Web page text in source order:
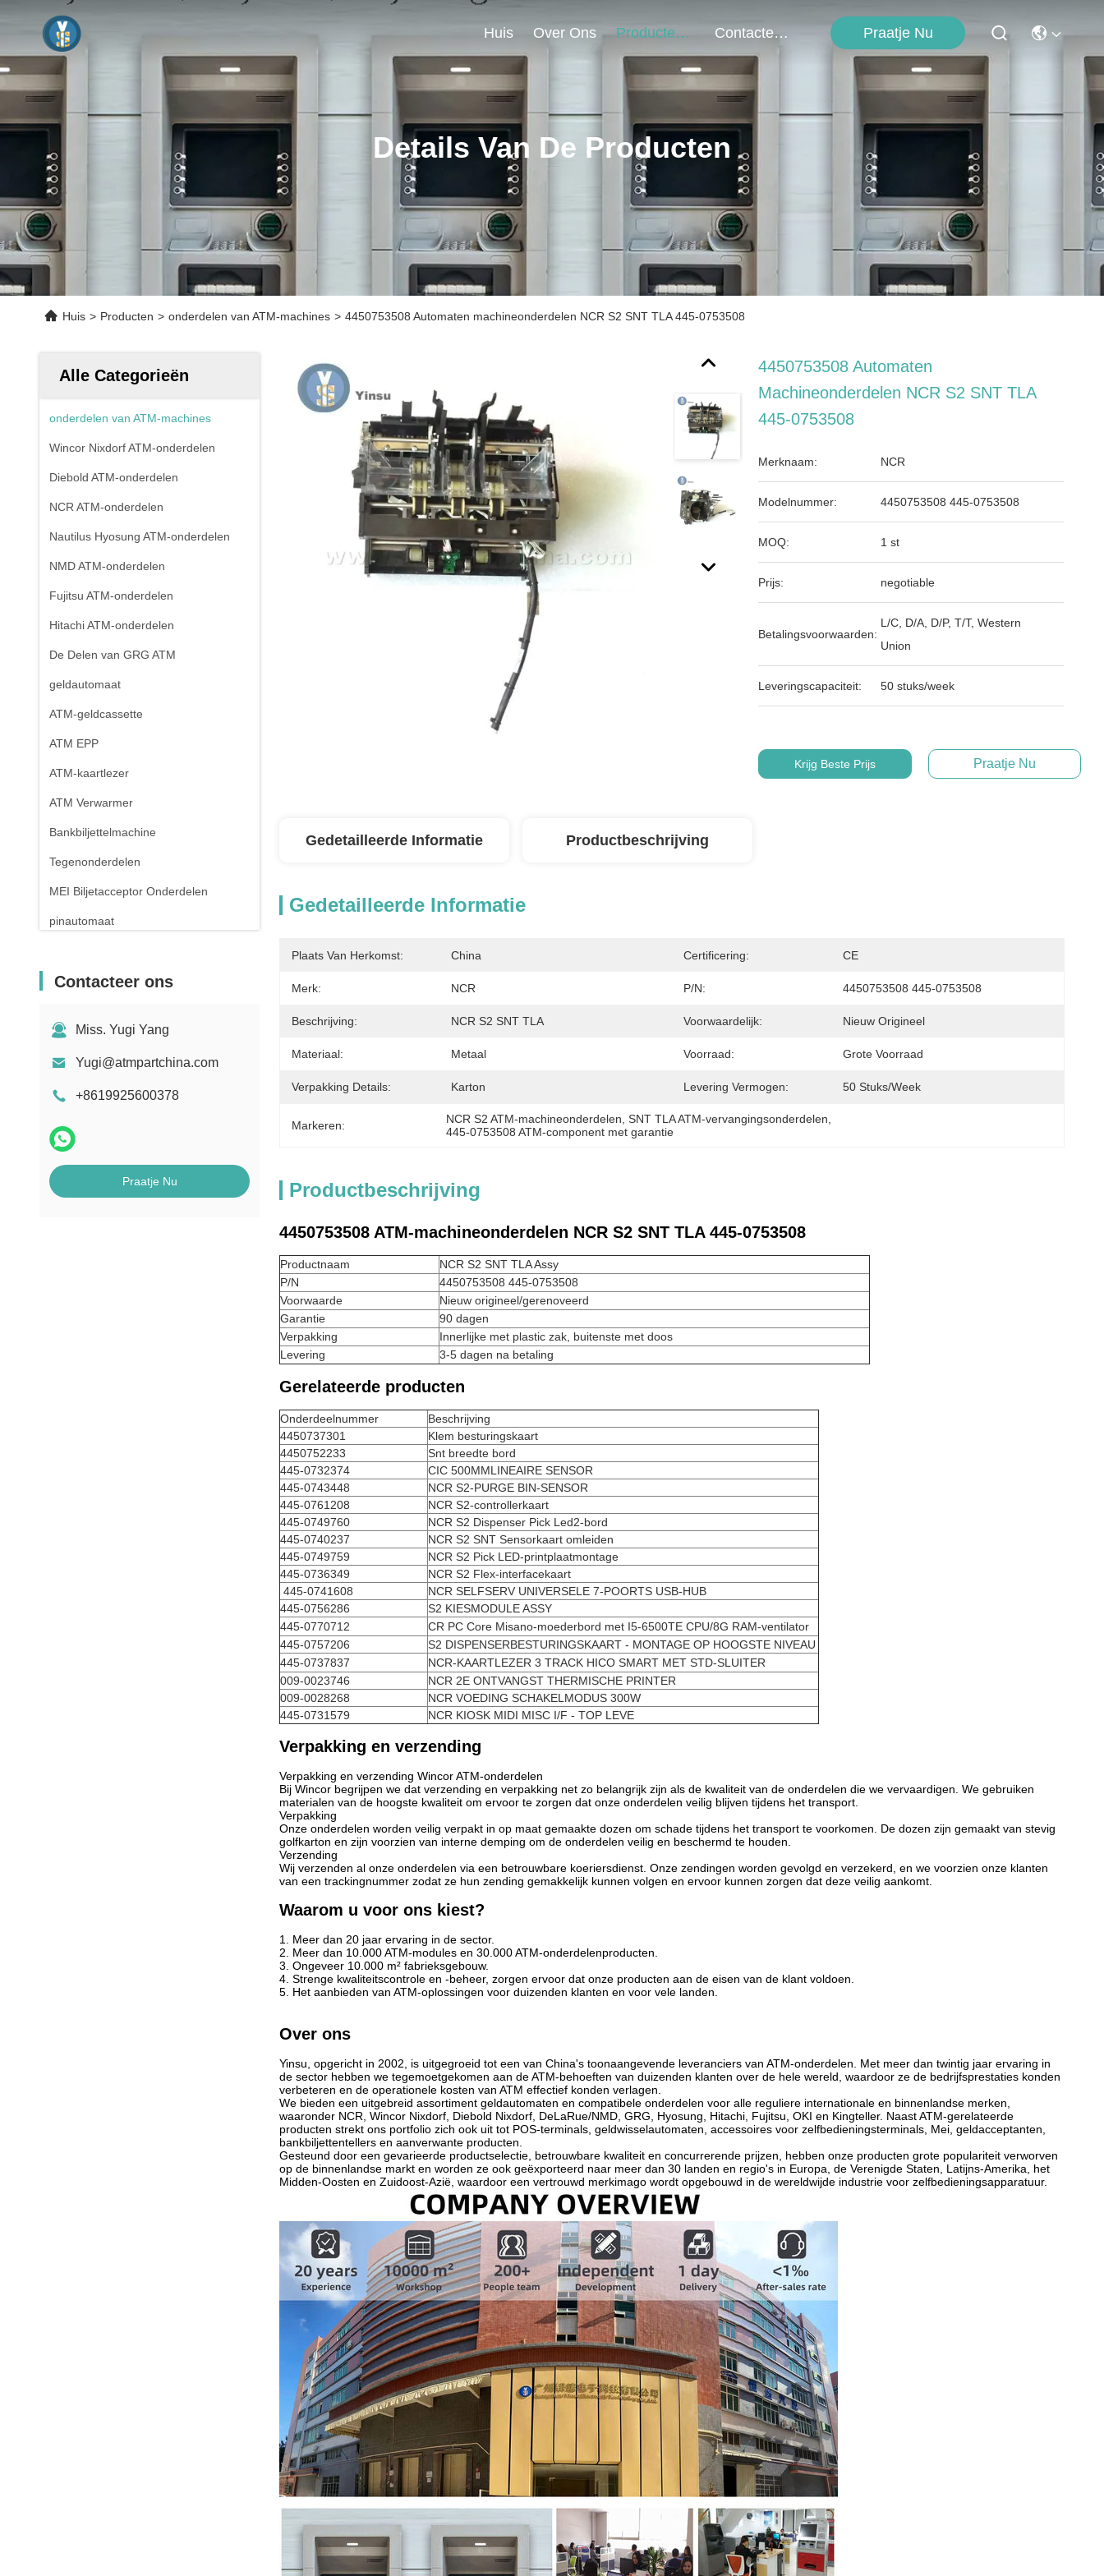
Huis Over Ons Producten Contacteer Ons Praatje Nu
Details Van De Producten
Huis > Producten > onderdelen van ATM-machines > 4450753508 Automaten machineonderdelen NCR S2 SNT TLA 445-0753508
Alle Categorieën
onderdelen van ATM-machines
Wincor Nixdorf ATM-onderdelen
Diebold ATM-onderdelen
NCR ATM-onderdelen
Nautilus Hyosung ATM-onderdelen
NMD ATM-onderdelen
Fujitsu ATM-onderdelen
Hitachi ATM-onderdelen
De Delen van GRG ATM
geldautomaat
ATM-geldcassette
ATM EPP
ATM-kaartlezer
ATM Verwarmer
Bankbiljettelmachine
Tegenonderdelen
MEI Biljetacceptor Onderdelen
pinautomaat
Contacteer ons
Miss. Yugi Yang
Yugi@atmpartchina.com
+8619925600378
Praatje Nu
4450753508 Automaten
Machineonderdelen NCR S2 SNT TLA
445-0753508
Merknaam: NCR
Modelnummer: 4450753508 445-0753508
MOQ: 1 st
Prijs: negotiable
Betalingsvoorwaarden:
L/C, D/A, D/P, T/T, Western
Union
Leveringscapaciteit: 50 stuks/week
Krijg Beste Prijs Praatje Nu
Gedetailleerde Informatie Productbeschrijving
Gedetailleerde Informatie
Plaats Van Herkomst: China Certificering: CE
Merk: NCR P/N: 4450753508 445-0753508
Beschrijving: NCR S2 SNT TLA Voorwaardelijk: Nieuw Origineel
Materiaal: Metaal Voorraad: Grote Voorraad
Verpakking Details: Karton Levering Vermogen: 50 Stuks/week
Markeren: NCR S2 ATM-machineonderdelen , SNT TLA ATM-vervangingsonderdelen
445-0753508 ATM-component met garantie
Productbeschrijving
4450753508 ATM-machineonderdelen NCR S2 SNT TLA 445-0753508
Productnaam
NCR S2 SNT TLA Assy
P/N
4450753508 445-0753508
Voorwaarde
Nieuw origineel/gerenoveerd
Garantie
90 dagen
Verpakking
Innerlijke met plastic zak, buitenste met doos
Levering
3-5 dagen na betaling
Gerelateerde producten
Onderdeelnummer
Beschrijving
4450737301
Klem besturingskaart
4450752233
Snt breedte bord
445-0732374
CIC 500MMLINEAIRE SENSOR
445-0743448
NCR S2-PURGE BIN-SENSOR
445-0761208
NCR S2-controllerkaart
445-0749760
NCR S2 Dispenser Pick Led2-bord
445-0740237
NCR S2 SNT Sensorkaart omleiden
445-0749759
NCR S2 Pick LED-printplaatmontage
445-0736349
NCR S2 Flex-interfacekaart
445-0741608
NCR SELFSERV UNIVERSELE 7-POORTS USB-HUB
445-0756286
S2 KIESMODULE ASSY
445-0770712
CR PC Core Misano-moederbord met I5-6500TE CPU/8G RAM-ventilator
445-0757206
S2 DISPENSERBESTURINGSKAART - MONTAGE OP HOOGSTE NIVEAU
445-0737837
NCR-KAARTLEZER 3 TRACK HICO SMART MET STD-SLUITER
009-0023746
NCR 2E ONTVANGST THERMISCHE PRINTER
009-0028268
NCR VOEDING SCHAKELMODUS 300W
445-0731579
NCR KIOSK MIDI MISC I/F - TOP LEVE
Verpakking en verzending
Verpakking en verzending Wincor ATM-onderdelen
Bij Wincor begrijpen we dat verzending en verpakking net zo belangrijk zijn als de kwaliteit van de onderdelen die we vervaardigen. We gebruiken
materialen van de hoogste kwaliteit om ervoor te zorgen dat onze onderdelen veilig blijven tijdens het transport.
Verpakking
Onze onderdelen worden veilig verpakt in op maat gemaakte dozen om schade tijdens het transport te voorkomen. De dozen zijn gemaakt van stevig
golfkarton en zijn voorzien van interne demping om de onderdelen veilig en beschermd te houden.
Verzending
Wij verzenden al onze onderdelen via een betrouwbare koeriersdienst. Onze zendingen worden gevolgd en verzekerd, en we voorzien onze klanten
van een trackingnummer zodat ze hun zending gemakkelijk kunnen volgen en ervoor kunnen zorgen dat deze veilig aankomt.
Waarom u voor ons kiest?
1. Meer dan 20 jaar ervaring in de sector.
2. Meer dan 10.000 ATM-modules en 30.000 ATM-onderdelenproducten.
3. Ongeveer 10.000 m² fabrieksgebouw.
4. Strenge kwaliteitscontrole en -beheer, zorgen ervoor dat onze producten aan de eisen van de klant voldoen.
5. Het aanbieden van ATM-oplossingen voor duizenden klanten en voor vele landen.
Over ons
Yinsu, opgericht in 2002, is uitgegroeid tot een van China's toonaangevende leveranciers van ATM-onderdelen. Met meer dan twintig jaar ervaring in
de sector hebben we tegemoetgekomen aan de ATM-behoeften van duizenden klanten over de hele wereld, waardoor ze de bedrijfsprestaties konden
verbeteren en de operationele kosten van ATM effectief konden verlagen.
We bieden een uitgebreid assortiment geldautomaten en compatibele onderdelen voor alle reguliere internationale en binnenlandse merken,
waaronder NCR, Wincor Nixdorf, Diebold Nixdorf, DeLaRue/NMD, GRG, Hyosung, Hitachi, Fujitsu, OKI en Kingteller. Naast ATM-gerelateerde
producten strekt ons portfolio zich ook uit tot POS-terminals, geldwisselautomaten, accessoires voor zelfbedieningsterminals, Mei, geldacceptanten,
bankbiljettentellers en aanverwante producten.
Gesteund door een gevarieerde productselectie, betrouwbare kwaliteit en concurrerende prijzen, hebben onze producten grote populariteit verworven
op de binnenlandse markt en worden ze ook geëxporteerd naar meer dan 30 landen en regio's in Europa, de Verenigde Staten, Latijns-Amerika, het
Midden-Oosten en Zuidoost-Azië, waardoor een vertrouwd merkimago wordt opgebouwd in de wereldwijde industrie voor zelfbedieningsapparatuur.